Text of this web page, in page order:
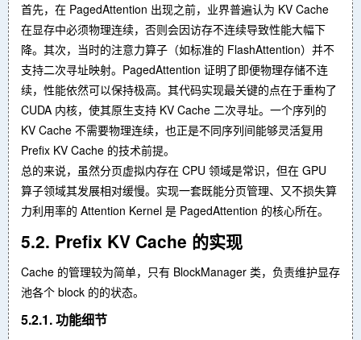
首先，在 PagedAttention 出现之前，业界普遍认为 KV Cache
在显存中必须物理连续，否则会因访存不连续导致性能大幅下
降。其次，当时的注意力算子（如标准的 FlashAttention）并不
支持二次寻址映射。PagedAttention 证明了即便物理存储不连
续，性能依然可以保持极高。其代码实现最关键的点在于重构了
CUDA 内核，使其原生支持 KV Cache 二次寻址。一个序列的
KV Cache 不需要物理连续，也正是不同序列间能够灵活复用
Prefix KV Cache 的技术前提。
总的来说，虽然分页虚拟内存在 CPU 领域是常识，但在 GPU
算子领域其发展相对缓慢。实现一套既能分页管理、又不损失算
力利用率的 Attention Kernel 是 PagedAttention 的核心所在。
5.2. Prefix KV Cache 的实现
Cache 的管理较为简单，只有 BlockManager 类，负责维护显存
池各个 block 的的状态。
5.2.1. 功能细节